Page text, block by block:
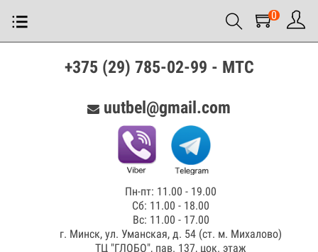
0
+375 (29) 785-02-99 - МТС
uutbel@gmail.com
Пн-пт: 11.00 - 19.00
Сб: 11.00 - 18.00
Вс: 11.00 - 17.00
г. Минск, ул. Уманская, д. 54 (ст. м. Михалово)
ТЦ "ГЛОБО", пав. 137, цок. этаж